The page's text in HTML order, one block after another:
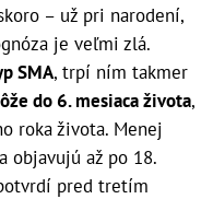
– už pri narodení,
je veľmi zlá.
SMA, trpí ním takmer
do 6. mesiaca života,
roka života. Menej
objavujú až po 18.
pred tretím